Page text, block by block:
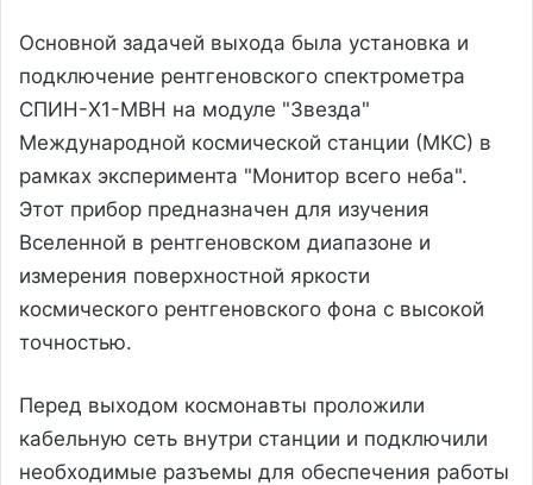
Основной задачей выхода была установка и
подключение рентгеновского спектрометра
СПИН-X1-МВН на модуле "Звезда"
Международной космической станции (МКС) в
рамках эксперимента "Монитор всего неба".
Этот прибор предназначен для изучения
Вселенной в рентгеновском диапазоне и
измерения поверхностной яркости
космического рентгеновского фона с высокой
точностью.
Перед выходом космонавты проложили
кабельную сеть внутри станции и подключили
необходимые разъемы для обеспечения работы